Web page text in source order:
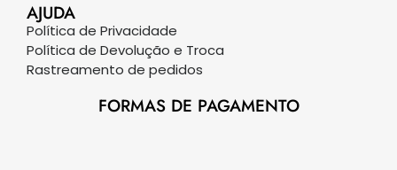
AJUDA
Política de Privacidade
Política de Devolução e Troca
Rastreamento de pedidos
FORMAS DE PAGAMENTO